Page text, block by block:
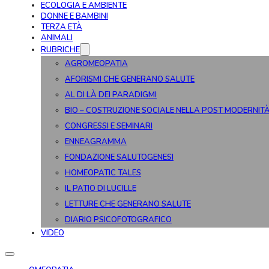
ECOLOGIA E AMBIENTE
DONNE E BAMBINI
TERZA ETÀ
ANIMALI
RUBRICHE
AGROMEOPATIA
AFORISMI CHE GENERANO SALUTE
AL DI LÀ DEI PARADIGMI
BIO – COSTRUZIONE SOCIALE NELLA POST
CONGRESSI E SEMINARI
ENNEAGRAMMA
FONDAZIONE SALUTOGENESI
HOMEOPATIC TALES
IL PATIO DI LUCILLE
LETTURE CHE GENERANO SALUTE
DIARIO PSICOFOTOGRAFICO
VIDEO